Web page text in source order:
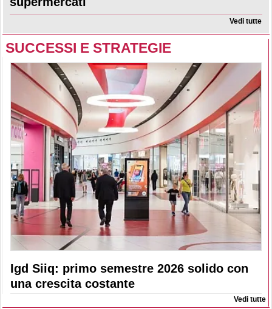
Vedi tutte
SUCCESSI E STRATEGIE
Igd Siiq: primo semestre 2026 solido con
una crescita costante
Vedi tutte